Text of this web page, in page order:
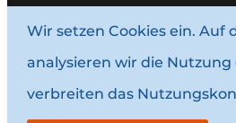
© 1987–2026
Allgemeine Bedingungen
Wir setzen Cookies ein. Auf
analysieren wir die
verbreiten das